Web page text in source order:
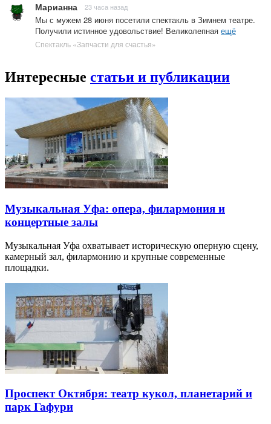
Марианна 23 часа назад
Мы с мужем 28 июня посетили спектакль в Зимнем театре.
Получили истинное удовольствие! Великолепная ещё
Спектакль «Запчасти для счастья»
Интересные статьи и публикации
Музыкальная Уфа: опера, филармония и
концертные залы
Музыкальная Уфа охватывает историческую оперную сцену,
камерный зал, филармонию и крупные современные
площадки.
Проспект Октября: театр кукол, планетарий и
парк Гафури